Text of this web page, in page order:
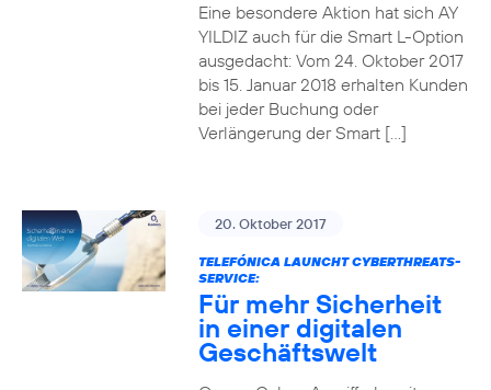
Eine besondere Aktion hat sich AY
YILDIZ auch für die Smart L-Option
ausgedacht: Vom 24. Oktober 2017
bis 15. Januar 2018 erhalten Kunden
bei jeder Buchung oder
Verlängerung der Smart […]
20. Oktober 2017
TELEFÓNICA LAUNCHT CYBERTHREATS-
SERVICE:
Für mehr Sicherheit
in einer digitalen
Geschäftswelt